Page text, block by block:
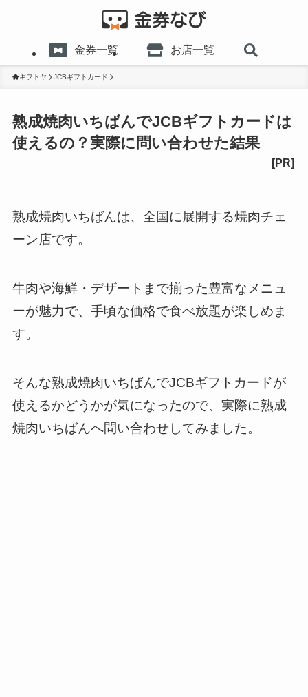
金券一覧 お店一覧
ギフトヤ JCBギフトカード
熟成焼肉いちばんでJCBギフトカードは
使えるの？実際に問い合わせた結果
熟成焼肉いちばんは、全国に展開する焼肉チェ
ーン店です。
牛肉や海鮮・デザートまで揃った豊富なメニュ
ーが魅力で、手頃な価格で食べ放題が楽しめま
す。
そんな熟成焼肉いちばんでJCBギフトカードが
使えるかどうかが気になったので、実際に熟成
焼肉いちばんへ問い合わせしてみました。